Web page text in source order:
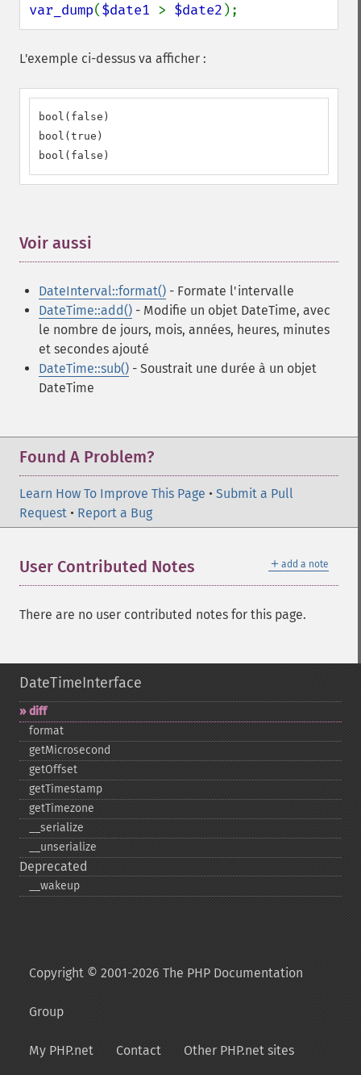
var_dump($date1 > $date2 );
L'exemple ci-dessus va afficher :
bool(false)
bool(true)
bool(false)
Voir aussi
DateInterval::format() - Formate l'intervalle
DateTime::add() - Modifie un objet DateTime, avec
le nombre de jours, mois, années, heures, minutes
et secondes ajouté
DateTime::sub() - Soustrait une durée à un objet
DateTime
Found A Problem?
Learn How To Improve This Page • Submit a Pull
Request • Report a Bug
＋ add a note
User Contributed Notes
There are no user contributed notes for this page.
DateTimeInterface
diff
format
getMicrosecond
getOffset
getTimestamp
getTimezone
_​_​serialize
_​_​unserialize
Deprecated
_​_​wakeup
Copyright © 2001-2026 The PHP Documentation
Group
My PHP.net Contact Other PHP.net sites